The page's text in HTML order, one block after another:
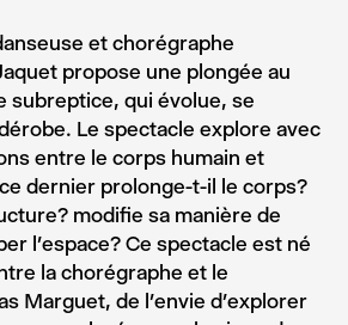
et chorégraphe
propose une plongée au
subreptice, qui évolue, se
Le spectacle explore avec
entre le corps humain et
dernier prolonge-t-il le corps?
modifie sa manière de
l’espace? Ce spectacle est né
la chorégraphe et le
Marguet, de l’envie d’explorer